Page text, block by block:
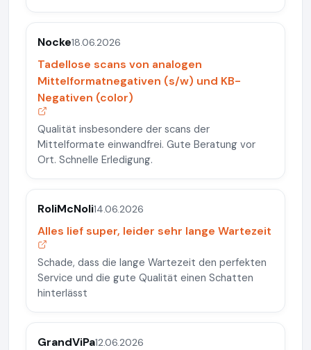
Nocke18.06.2026
Tadellose scans von analogen
Mittelformatnegativen (s/w) und KB-
Negativen (color)
Qualität insbesondere der scans der
Mittelformate einwandfrei. Gute Beratung vor
Ort. Schnelle Erledigung.
RoliMcNoli14.06.2026
Alles lief super, leider sehr lange Wartezeit
Schade, dass die lange Wartezeit den perfekten
Service und die gute Qualität einen Schatten
hinterlässt
GrandViPa12.06.2026